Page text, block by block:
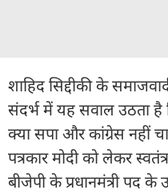
शाहिद सिद्दीकी के
संदर्भ में यह सवाल उठता
क्या सपा और कांग्रेस नहीं
पत्रकार मोदी को लेकर
बीजेपी के प्रधानमंत्री पद